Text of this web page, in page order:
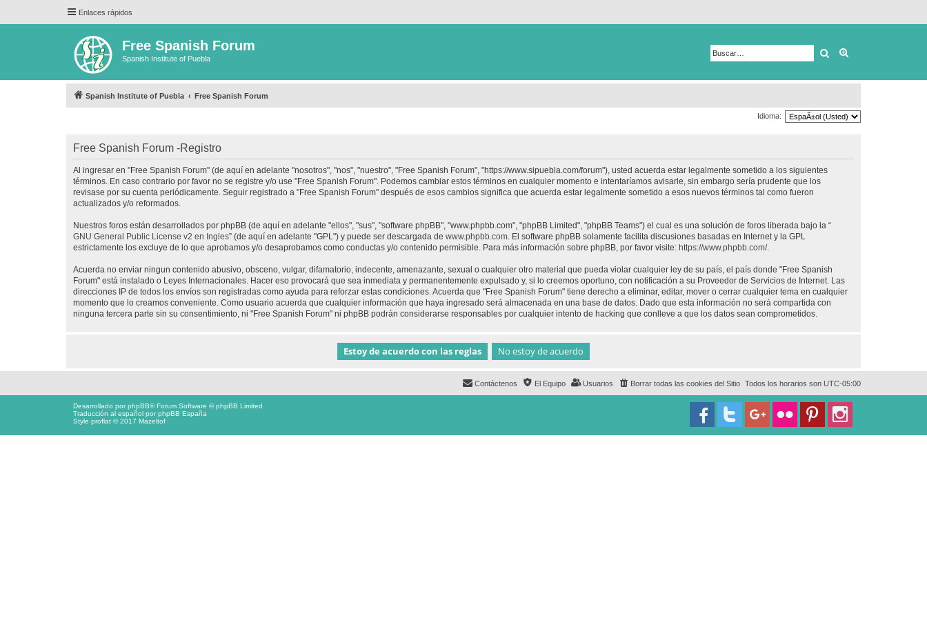
Enlaces rápidos
Free Spanish Forum
Spanish Institute of Puebla Buscar
Spanish Institute of Puebla Free Spanish Forum
Idioma:
Free Spanish Forum -Registro
Al ingresar en "Free Spanish Forum" (de aquí en adelante "nosotros", "nos", "nuestro", "Free Spanish Forum", "https://www.sipuebla.com/forum"), usted acuerda estar legalmente sometido a los siguientes
términos. En caso contrario por favor no se registre y/o use "Free Spanish Forum". Podemos cambiar estos términos en cualquier momento e intentaríamos avisarle, sin embargo sería prudente que los
revisase por su cuenta periódicamente. Seguir registrado a "Free Spanish Forum" después de esos cambios significa que acuerda estar legalmente sometido a esos nuevos términos tal como fueron
actualizados y/o reformados.
Nuestros foros están desarrollados por phpBB (de aquí en adelante "ellos", "sus", "software phpBB", "www.phpbb.com", "phpBB Limited", "phpBB Teams") el cual es una solución de foros liberada bajo la “
GNU General Public License v2 en Ingles” (de aquí en adelante "GPL") y puede ser descargada de www.phpbb.com . El software phpBB solamente facilita discusiones basadas en Internet y la GPL
estrictamente los excluye de lo que aprobamos y/o desaprobamos como conductas y/o contenido permisible. Para más información sobre phpBB, por favor visite: https://www.phpbb.com/.
Acuerda no enviar ningun contenido abusivo, obsceno, vulgar, difamatorio, indecente, amenazante, sexual o cualquier otro material que pueda violar cualquier ley de su país, el país donde "Free Spanish
Forum" está instalado o Leyes Internacionales. Hacer eso provocará que sea inmediata y permanentemente expulsado y, si lo creemos oportuno, con notificación a su Proveedor de Servicios de Internet. Las
direcciones IP de todos los envíos son registradas como ayuda para reforzar estas condiciones. Acuerda que "Free Spanish Forum" tiene derecho a eliminar, editar, mover o cerrar cualquier tema en cualquier
momento que lo creamos conveniente. Como usuario acuerda que cualquier información que haya ingresado será almacenada en una base de datos. Dado que esta información no será compartida con
ninguna tercera parte sin su consentimiento, ni "Free Spanish Forum" ni phpBB podrán considerarse responsables por cualquier intento de hacking que conlleve a que los datos sean comprometidos.
Todos los horarios son UTC-05:00
Borrar todas las cookies del Sitio
Usuarios
El Equipo
Contáctenos
Desarrollado porphpBB® Forum Software © phpBB Limited
Traducción al español porphpBB España
Style proflat © 2017 Mazeltof